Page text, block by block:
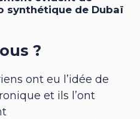
?
ont eu l’idée de
et ils l’ont